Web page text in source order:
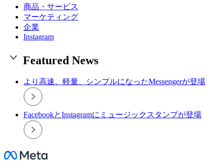
商品・サービス
マーケティング
企業
Instagram
Featured News
より高速、軽量、シンプルになったMessengerが登場
FacebookとInstagramにミュージックスタンプが登場
Facebook